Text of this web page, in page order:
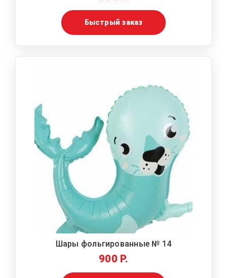
Быстрый заказ
Шары фольгированные № 14
900 Р.